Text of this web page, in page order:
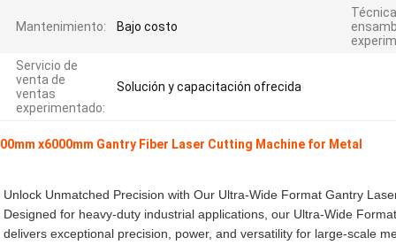
Mantenimiento: Bajo costo
Servicio de
venta de
ventas
experimentado:
Solución y capacitación ofrecida
x6000mm Gantry Fiber Laser Cutting Machine for Metal
Unlock Unmatched Precision with Our Ultra-Wide Format Gantry
Designed for heavy-duty industrial applications, our Ultra-Wide
delivers exceptional precision, power, and versatility for large-scale